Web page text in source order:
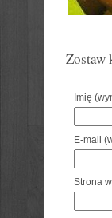
Zostaw
Imię
E-mail
Strona